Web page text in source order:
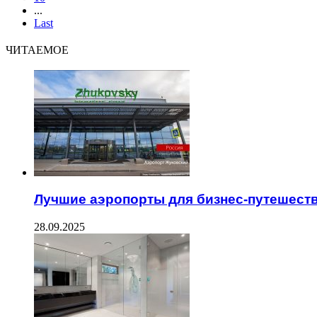
...
Last
ЧИТАЕМОЕ
Лучшие аэропорты для бизнес-
28.09.2025